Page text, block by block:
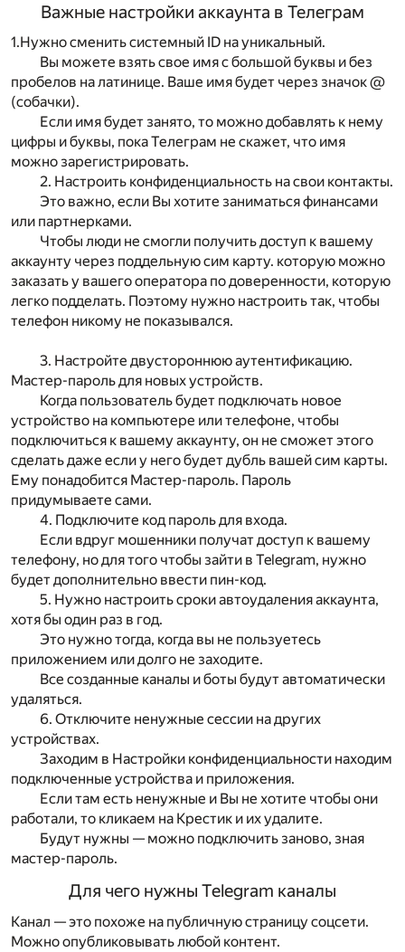
Важные настройки аккаунта в Телеграм
1.Нужно сменить системный ID на уникальный.
Вы можете взять свое имя с большой буквы и без
пробелов на латинице. Ваше имя будет через значок @
(собачки).
Если имя будет занято, то можно добавлять к нему
цифры и буквы, пока Телеграм не скажет, что имя
можно зарегистрировать.
2. Настроить конфиденциальность на свои контакты.
Это важно, если Вы хотите заниматься финансами
или партнерками.
Чтобы люди не смогли получить доступ к вашему
аккаунту через поддельную сим карту. которую можно
заказать у вашего оператора по доверенности, которую
легко подделать. Поэтому нужно настроить так, чтобы
телефон никому не показывался.
3. Настройте двустороннюю аутентификацию.
Мастер-пароль для новых устройств.
Когда пользователь будет подключать новое
устройство на компьютере или телефоне, чтобы
подключиться к вашему аккаунту, он не сможет этого
сделать даже если у него будет дубль вашей сим карты.
Ему понадобится Мастер-пароль. Пароль
придумываете сами.
4. Подключите код пароль для входа.
Если вдруг мошенники получат доступ к вашему
телефону, но для того чтобы зайти в Telegram, нужно
будет дополнительно ввести пин-код.
5. Нужно настроить сроки автоудаления аккаунта,
хотя бы один раз в год.
Это нужно тогда, когда вы не пользуетесь
приложением или долго не заходите.
Все созданные каналы и боты будут автоматически
удаляться.
6. Отключите ненужные сессии на других
устройствах.
Заходим в Настройки конфиденциальности находим
подключенные устройства и приложения.
Если там есть ненужные и Вы не хотите чтобы они
работали, то кликаем на Крестик и их удалите.
Будут нужны — можно подключить заново, зная
мастер-пароль.
Для чего нужны Telegram каналы
Канал — это похоже на публичную страницу соцсети.
Можно опубликовывать любой контент.